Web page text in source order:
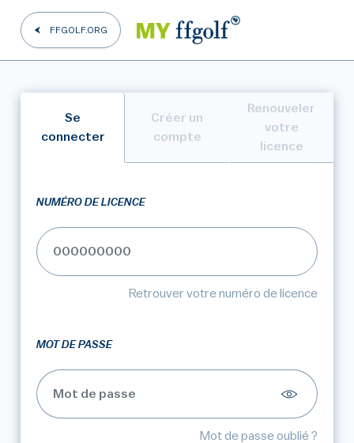
FFGOLF.ORG
Se
connecter
Créer un
compte
Renouveler
votre
licence
NUMÉRO DE LICENCE
Retrouver votre numéro de licence
MOT DE PASSE
Mot de passe oublié ?